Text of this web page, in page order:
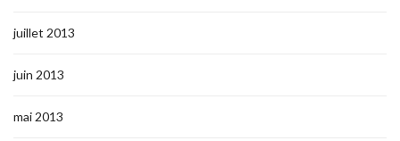
juillet 2013
juin 2013
mai 2013